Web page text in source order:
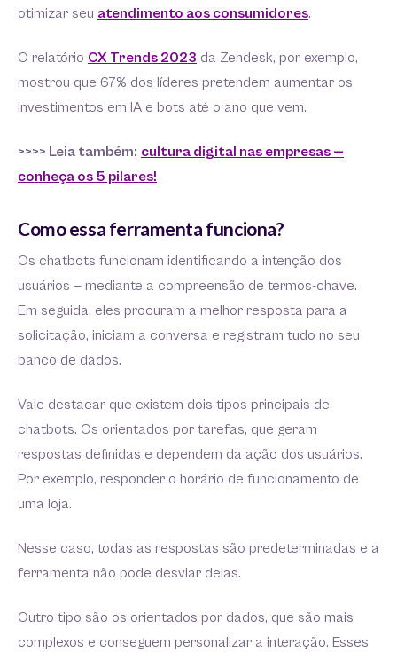
otimizar seu atendimento aos consumidores.
O relatório CX Trends 2023 da Zendesk, por exemplo,
mostrou que 67% dos líderes pretendem aumentar os
investimentos em IA e bots até o ano que vem.
>>>> Leia também: cultura digital nas empresas —
conheça os 5 pilares!
Como essa ferramenta funciona?
Os chatbots funcionam identificando a intenção dos
usuários — mediante a compreensão de termos-chave.
Em seguida, eles procuram a melhor resposta para a
solicitação, iniciam a conversa e registram tudo no seu
banco de dados.
Vale destacar que existem dois tipos principais de
chatbots. Os orientados por tarefas, que geram
respostas definidas e dependem da ação dos usuários.
Por exemplo, responder o horário de funcionamento de
uma loja.
Nesse caso, todas as respostas são predeterminadas e a
ferramenta não pode desviar delas.
Outro tipo são os orientados por dados, que são mais
complexos e conseguem personalizar a interação. Esses